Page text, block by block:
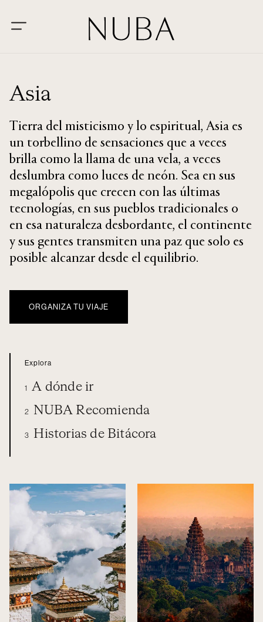
Asia
Tierra del misticismo y lo espiritual, Asia es
un torbellino de sensaciones que a veces
brilla como la llama de una vela, a veces
deslumbra como luces de neón. Sea en sus
megalópolis que crecen con las últimas
tecnologías, en sus pueblos tradicionales o
en esa naturaleza desbordante, el continente
y sus gentes transmiten una paz que solo es
posible alcanzar desde el equilibrio.
ORGANIZA TU VIAJE
Explora
1 A dónde ir
2 NUBA Recomienda
3 Historias de Bitácora
ASIA
A DÓNDE IR NUBA RECOMIENDA
ORGANIZA TU VIAJE